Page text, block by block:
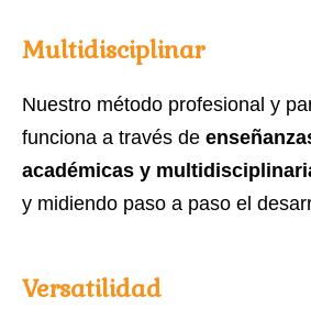
Multidisciplinar
Nuestro método profesional y
funciona a través de
académicas y
y midiendo paso a paso el
Versatilidad